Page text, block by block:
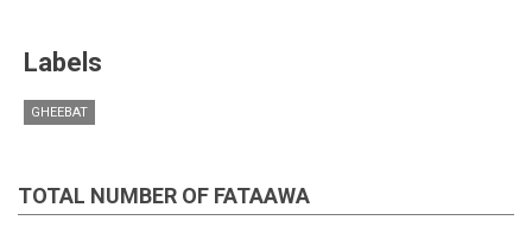
Labels
GHEEBAT
TOTAL NUMBER OF FATAAWA